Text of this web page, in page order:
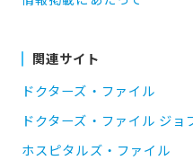
関連サイト
ドクターズ・ファイル
ドクターズ・ファイル ジョ
ホスピタルズ・ファイル